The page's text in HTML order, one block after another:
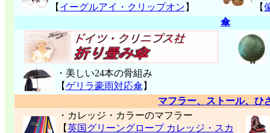
【 イーグルアイ・クリップオン 】
【
傘
・美しい24本の骨組み
【ゲリラ豪雨対応傘 】
マフラー、ストール、ひ
・カレッジ・カラーのマフラー
【英国グリーングローブ カレッジ・スカ